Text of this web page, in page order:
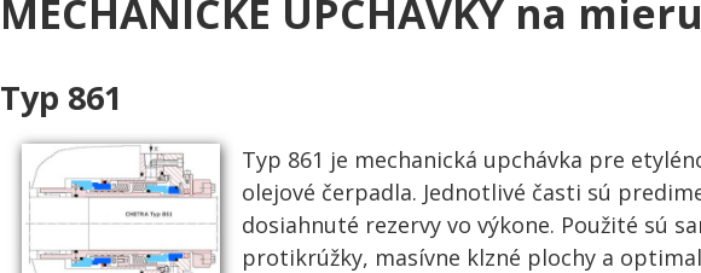
MECHANICKÉ UPCHÁVKY na
Typ 861
Typ 861 je mechanická upchávka pre
olejové čerpadla. Jednotlivé časti sú
dosiahnuté rezervy vo výkone. Použité sú
protikrúžky, masívne klzné plochy a